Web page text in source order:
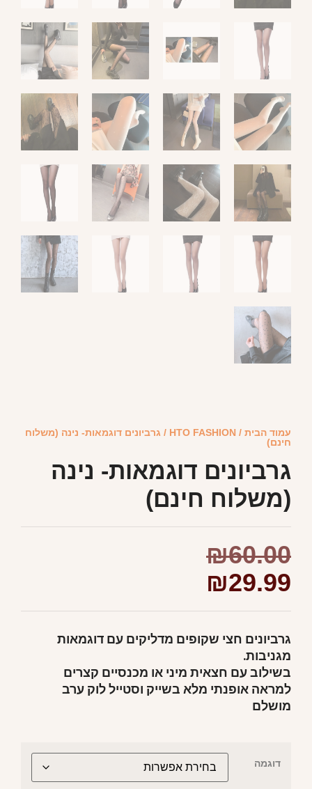
עמוד הבית /
HTO FASHION / גרביונים דוגמאות- נינה (משלוח
חינם)
גרביונים דוגמאות- נינה
(משלוח חינם)
₪60.00
₪29.99
גרביונים חצי שקופים מדליקים עם דוגמאות
מגניבות.
בשילוב עם חצאית מיני או מכנסיים קצרים
למראה אופנתי מלא בשייק וסטייל לוק ערב
מושלם
דוגמה